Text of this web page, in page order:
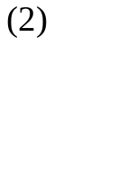
(2)